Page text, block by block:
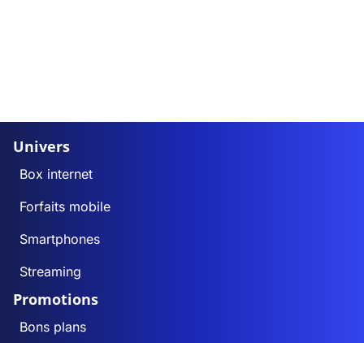
Univers
Box internet
Forfaits mobile
Smartphones
Streaming
Promotions
Bons plans